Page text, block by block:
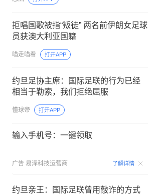
拒唱国歌被指“叛徒” 两名前伊朗女足球
员获澳大利亚国籍
喵走喵看 打开APP
约旦足协主席：国际足联的行为已经
相当于勒索，我们拒绝屈服
懂球帝 打开APP
输入手机号：一键领取
广告 易泽科技运营商 了解详情
约旦亲王：国际足联曾用敲诈的方式